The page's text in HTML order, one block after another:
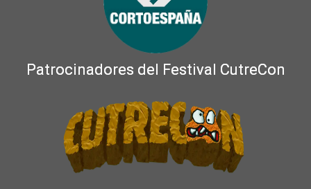
Patrocinadores del Festival CutreCon